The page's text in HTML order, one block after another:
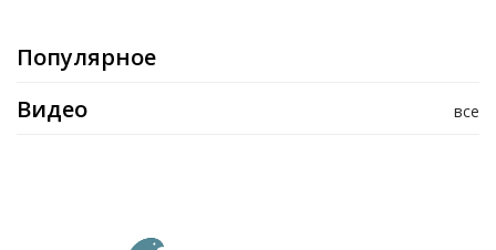
Популярное
все
Видео